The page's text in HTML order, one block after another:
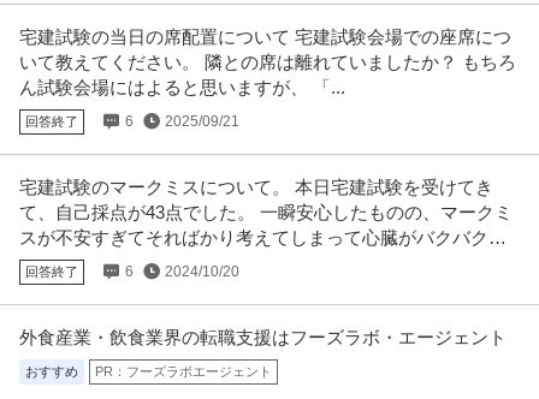
宅建試験の当日の席配置について 宅建試験会場での座席につ
いて教えてください。 隣との席は離れていましたか？ もちろ
ん試験会場にはよると思いますが、 「...
回答終了 6 2025/09/21
宅建試験のマークミスについて。 本日宅建試験を受けてき
て、自己採点が43点でした。 一瞬安心したものの、マークミ
スが不安すぎてそればかり考えてしまって心臓がバクバクし
てしまいます。
回答終了 6 2024/10/20
外食産業・飲食業界の転職支援はフーズラボ・エージェント
おすすめ PR：フーズラボエージェント